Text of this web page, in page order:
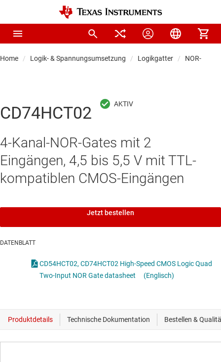
Home Logik- & Spannungsumsetzung Logikgatter NOR-Gatter
CD74HCT02
4-Kanal-NOR-Gates mit 2
Eingängen, 4,5 bis 5,5 V mit TTL-
kompatiblen CMOS-Eingängen
Jetzt bestellen
DATENBLATT
CD54HCT02, CD74HCT02 High-Speed CMOS Logic Quad
Two-Input NOR Gate datasheet
(Englisch)